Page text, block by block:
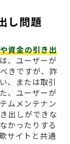
し問題
資金の引き出
、ユーザーが
きですが、詐
、または取引
、ユーザーが
ムメンテナン
出しができな
かったりする
サイトと共通